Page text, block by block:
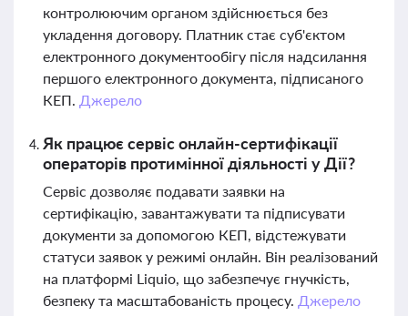
контролюючим органом здійснюється без
укладення договору. Платник стає суб'єктом
електронного документообігу після надсилання
першого електронного документа, підписаного
КЕП. Джерело
Як працює сервіс онлайн-сертифікації
операторів протимінної діяльності у Дії?
Сервіс дозволяє подавати заявки на
сертифікацію, завантажувати та підписувати
документи за допомогою КЕП, відстежувати
статуси заявок у режимі онлайн. Він реалізований
на платформі Liquio, що забезпечує гнучкість,
безпеку та масштабованість процесу. Джерело